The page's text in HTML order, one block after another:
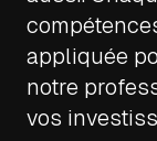
appliquée
notre
vos